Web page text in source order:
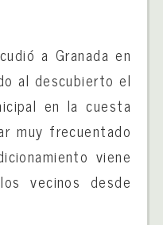
a Granada en
al descubierto el
en la cuesta
muy frecuentado
viene
vecinos desde